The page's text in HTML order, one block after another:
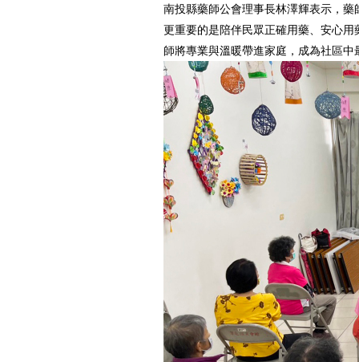
南投縣藥師公會理事長林澤輝表示，
更重要的是陪伴民眾正確用藥、安心
師將專業與溫暖帶進家庭，成為社區